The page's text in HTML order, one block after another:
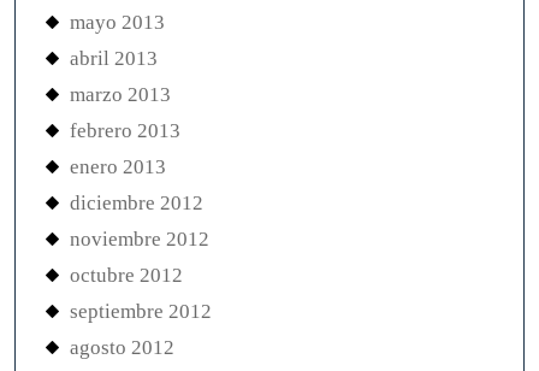
mayo 2013
abril 2013
marzo 2013
febrero 2013
enero 2013
diciembre 2012
noviembre 2012
octubre 2012
septiembre 2012
agosto 2012